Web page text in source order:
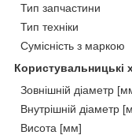
Тип запчастини
Тип техніки
Сумісність з маркою
Користувальницькі
Зовнішній діаметр
Внутрішній діаметр
Висота [мм]